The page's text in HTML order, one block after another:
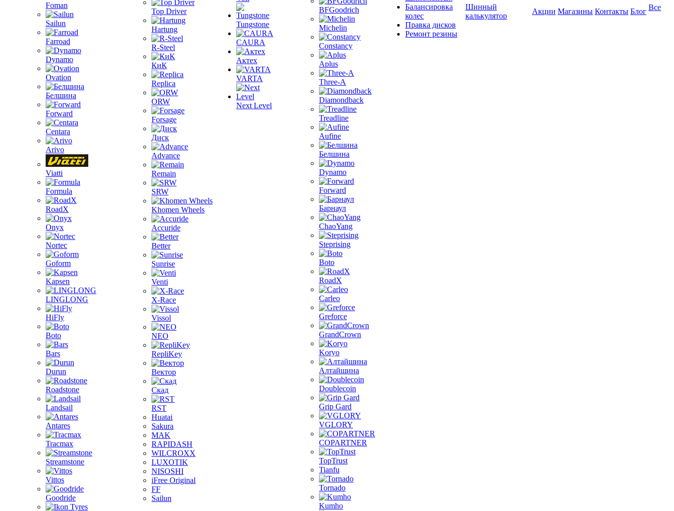
Foman
Sailun
Farroad
Dynamo
Ovation
Белшина
Forward
Centara
Arivo
Viatti
Formula
RoadX
Onyx
Nortec
Goform
Kapsen
LINGLONG
HiFly
Boto
Bars
Durun
Roadstone
Landsail
Antares
Tracmax
Streamstone
Vittos
Goodride
Top Driver
Hartung
R-Steel
КиК
Replica
ORW
Forsage
Диск
Advance
Remain
SRW
Khomen Wheels
Accuride
Better
Sunrise
Venti
X-Race
Vissol
NEO
RepliKey
Вектор
Скад
RST
Huatai
Sakura
MAK
RAPIDASH
WILCROXX
LUXOTIK
NISOSHI
iFree Original
FF
Sailun
Tungstone
CAURA
Актех
VARTA
Next Level
BFGoodrich
Michelin
Constancy
Aplus
Three-A
Diamondback
Treadline
Aufine
Белшина
Dynamo
Forward
Барнаул
ChaoYang
Steprising
Boto
RoadX
Carleo
Greforce
GrandCrown
Koryo
Алтайшина
Doublecoin
Grip Gard
VGLORY
COPARTNER
TopTrust
Tianfu
Tornado
Kumho
Балансировка
колес
Правка дисков
Ремонт резины
Шинный
калькулятор
Акции Магазины Контакты Блог Все